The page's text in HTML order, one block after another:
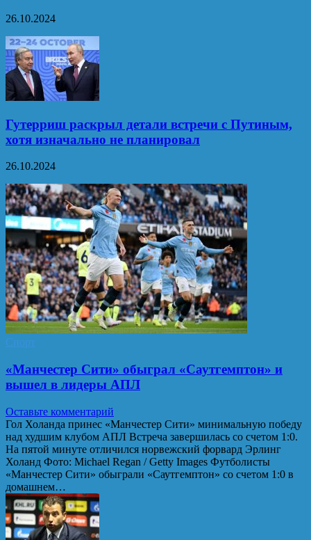
26.10.2024
Гутерриш раскрыл детали встречи с Путиным,
хотя изначально не планировал
26.10.2024
Спорт
«Манчестер Сити» обыграл «Саутгемптон» и
вышел в лидеры АПЛ
Оставьте комментарий
Гол Холанда принес «Манчестер Сити» минимальную победу
над худшим клубом АПЛ Встреча завершилась со счетом 1:0.
На пятой минуте отличился норвежский форвард Эрлинг
Холанд Фото: Michael Regan / Getty Images Футболисты
«Манчестер Сити» обыграли «Саутгемптон» со счетом 1:0 в
домашнем…